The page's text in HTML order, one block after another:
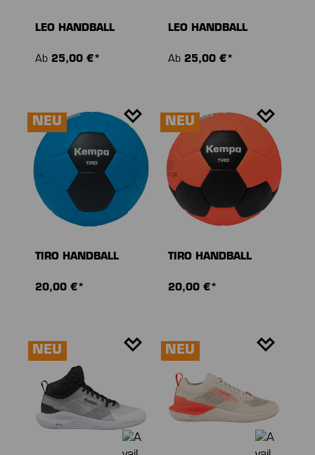
LEO HANDBALL
Ab 25,00 €*
LEO HANDBALL
Ab 25,00 €*
NEU
TIRO HANDBALL
20,00 €*
NEU
TIRO HANDBALL
20,00 €*
NEU NEU